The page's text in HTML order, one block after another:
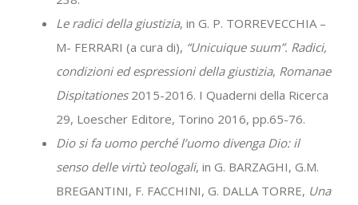
Le radici della giustizia, in G. P. TORREVECCHIA –
M- FERRARI (a cura di), “Unicuique suum”. Radici,
condizioni ed espressioni della giustizia, Romanae
Dispitationes2015-2016. I Quaderni della Ricerca
29, Loescher Editore, Torino 2016, pp.65-76.
Dio si fa uomo perché l’uomo divenga Dio: il
senso delle virtù teologali, in G. BARZAGHI, G.M.
BREGANTINI, F. FACCHINI, G. DALLA TORRE, Una